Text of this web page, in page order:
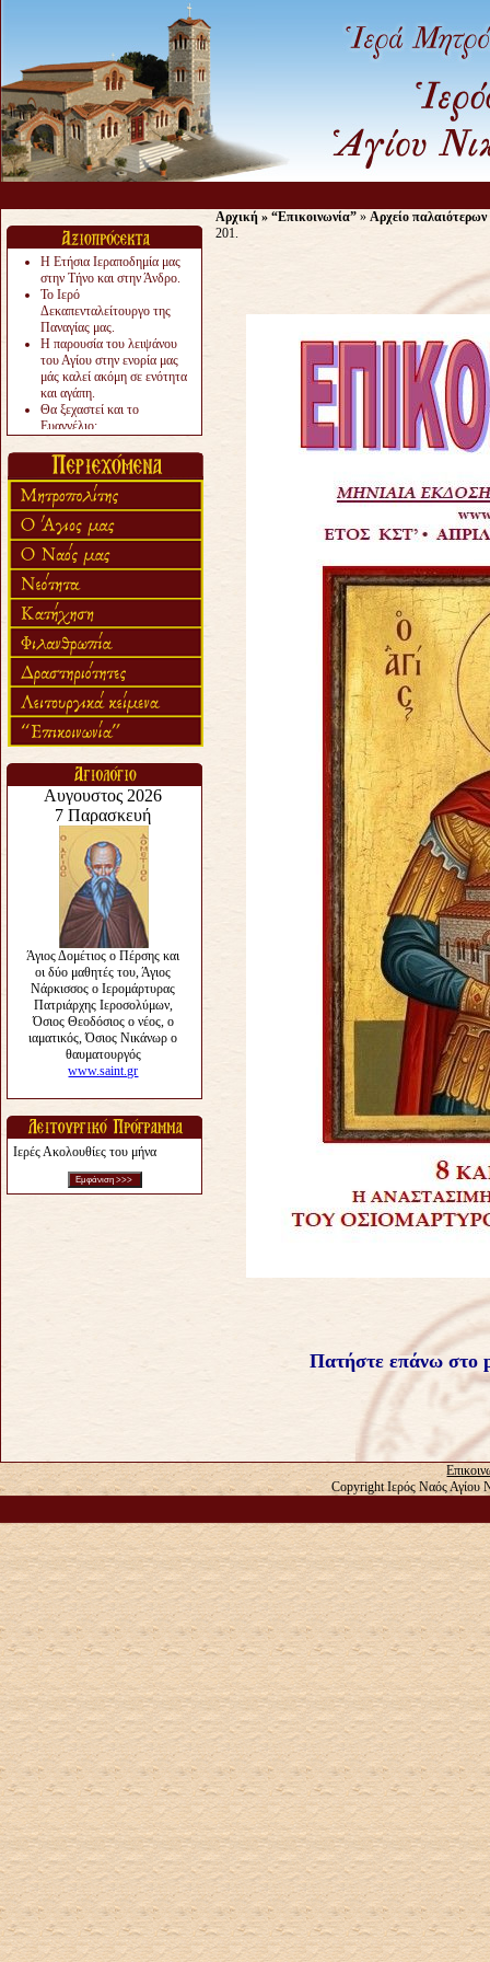
Η Ετήσια Ιεραποδημία μας
στην Τήνο και στην Άνδρο.
Το Ιερό
Δεκαπενταλείτουργο της
Παναγίας μας.
Η παρουσία του λειψάνου
του Αγίου στην ενορία μας
μάς καλεί ακόμη σε ενότητα
και αγάπη.
Θα ξεχαστεί και το
Ευαγγέλιο;
«πολύ αργά».
Ζητείται....
Ιερές Ακολουθίες του μήνα
Αρχική » “Επικοινωνία” » Αρχείο παλαιότερων
201.
Πατήστε επάνω στο
Copyright Ιερός Ναός Αγίου